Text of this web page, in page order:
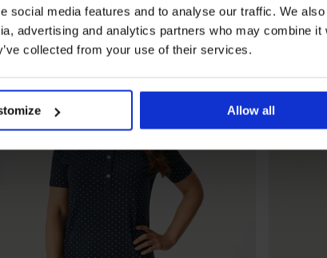
social media features and to analyse our traffic. We
advertising and analytics partners who may combine it
collected from your use of their services.
Allow all